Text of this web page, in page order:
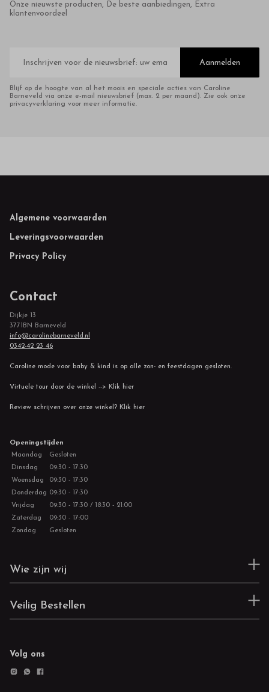
Onze nieuwste producten, De beste aanbiedingen, Extra
klantenvoordeel
mailadres
Aanmelden
Blijf op de hoogte van al het moois en speciale acties van Caroline
Barneveld via onze e-mail nieuwsbrief (max. 2 per maand). Zie ook onze
privacyverklaring voor meer informatie.
Footer
Algemene voorwaarden
Leveringsvoorwaarden
Privacy Policy
Contact
Dijkje 13
3771BN Barneveld
info@carolinebarneveld.nl
0342-42 23 46
Caroline mode voor baby & kind is op alle zon- en feestdagen gesloten.
Virtuele tour door de winkel --> Klik hier
Review schrijven over onze winkel? Klik hier
Openingstijden
Maandag
Gesloten
Dinsdag
09:30 - 17:30
Woensdag
09:30 - 17:30
Donderdag 09:30 - 17:30
Vrijdag
09:30 - 17:30 / 18:30 - 21:00
Zaterdag
09:30 - 17:00
Zondag
Gesloten
Wie zijn wij
Veilig Bestellen
Volg ons